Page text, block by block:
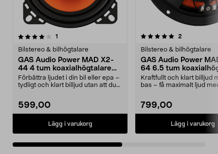
1
Bilstereo & bilhögtalare
GAS Audio Power MAD X2-
44 4 tum koaxialhögtalare
60 W RMS
Förbättra ljudet i din bil eller epa –
tydligt och klart billjud utan att du
599,00
Lägg i varukorg
5.0av 5 stjärnor 2
Bilstereo & bilhögtalare
GAS Audio Power
64 6.5 tum
100 W RMS
Kraftfullt och klart billjud
bas – få maximalt ljud
799,00
Lägg i varukorg
4.0av 5 stjärnor